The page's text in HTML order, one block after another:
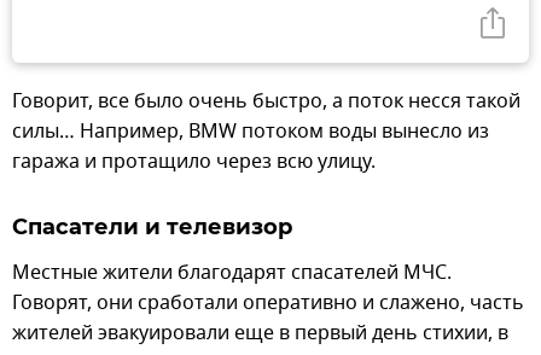
Говорит, все было очень быстро, а поток несся такой
силы… Например, BMW потоком воды вынесло из
гаража и протащило через всю улицу.
Спасатели и телевизор
Местные жители благодарят спасателей МЧС.
Говорят, они сработали оперативно и слажено, часть
жителей эвакуировали еще в первый день стихии, в